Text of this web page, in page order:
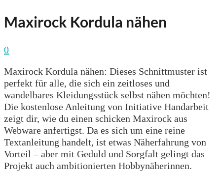
Maxirock Kordula nähen
0
Maxirock Kordula nähen: Dieses Schnittmuster ist
perfekt für alle, die sich ein zeitloses und
wandelbares Kleidungsstück selbst nähen möchten!
Die kostenlose Anleitung von Initiative Handarbeit
zeigt dir, wie du einen schicken Maxirock aus
Webware anfertigst. Da es sich um eine reine
Textanleitung handelt, ist etwas Näherfahrung von
Vorteil – aber mit Geduld und Sorgfalt gelingt das
Projekt auch ambitionierten Hobbynäherinnen.